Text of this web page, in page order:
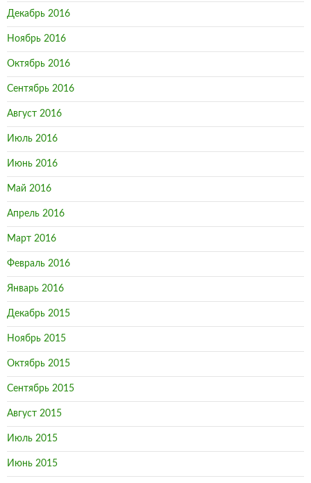
Декабрь 2016
Ноябрь 2016
Октябрь 2016
Сентябрь 2016
Август 2016
Июль 2016
Июнь 2016
Май 2016
Апрель 2016
Март 2016
Февраль 2016
Январь 2016
Декабрь 2015
Ноябрь 2015
Октябрь 2015
Сентябрь 2015
Август 2015
Июль 2015
Июнь 2015